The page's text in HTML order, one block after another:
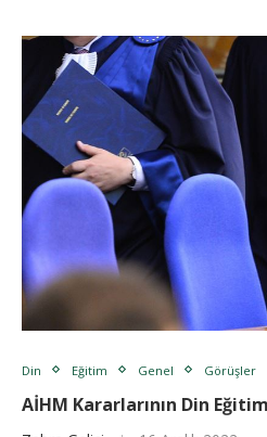
Din Eğitim Genel Görüşler
AİHM Kararlarının Din